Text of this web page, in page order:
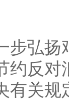
弘扬
约反
有关规